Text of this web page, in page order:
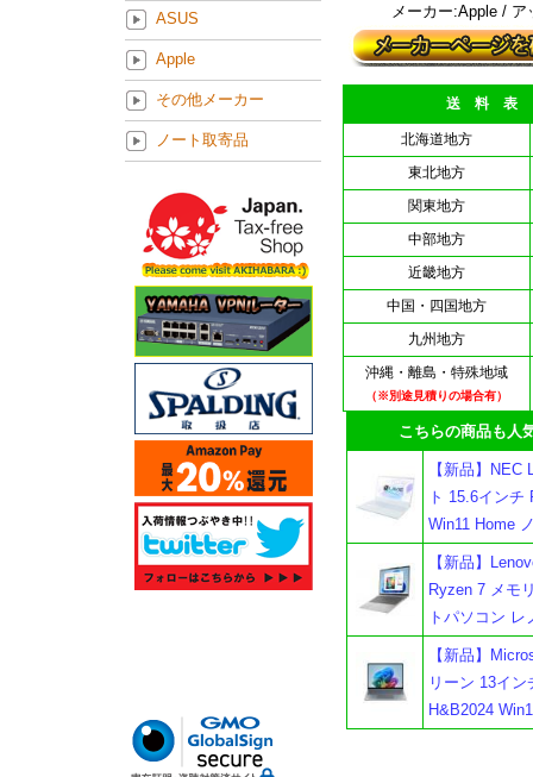
メーカー:Apple / ア
送 料 表
北海道地方
東北地方
関東地方
中部地方
近畿地方
中国・四国地方
九州地方
沖縄・離島・特殊地域
（※別途見積りの場合有）
こちらの商品も人気
【新品】
ト 15.6イン
Win11 Home
【新品】
Ryzen 7 メモ
トパソコン レ
【新品】
リーン 13イ
H&B2024
ASUS
Apple
その他メーカー
ノート取寄品